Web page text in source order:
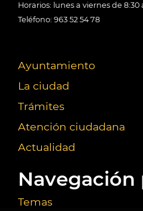
Horarios: lunes a viernes de 8:30
Teléfono: 963 52 54 78
Ayuntamiento
La ciudad
Trámites
Atención ciudadana
Actualidad
Navegación
Temas